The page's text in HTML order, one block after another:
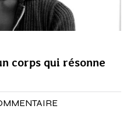
corps qui résonne